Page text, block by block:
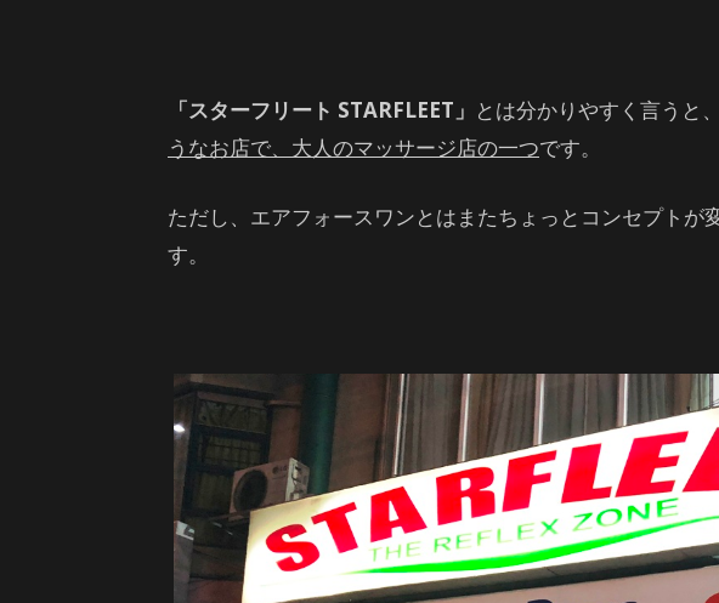
「スターフリート STARFLEET」 とは分かりやすく言うと、
うなお店で、大人のマッサージ店の一つです。
ただし、エアフォースワンとはまたちょっとコンセプトが
す。